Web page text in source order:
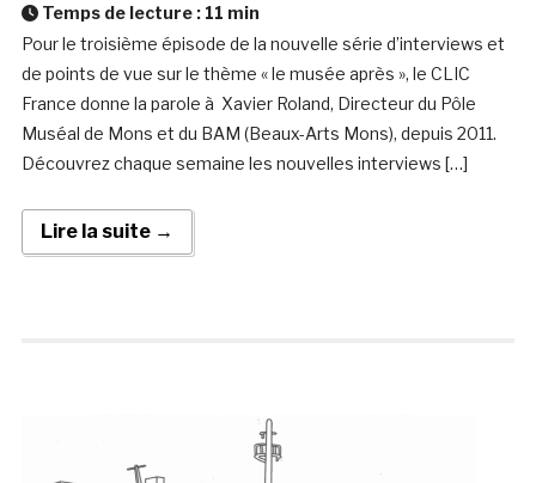
Temps de lecture : 11 min
Pour le troisième épisode de la nouvelle série d’interviews et
de points de vue sur le thème « le musée après », le CLIC
France donne la parole à Xavier Roland, Directeur du Pôle
Muséal de Mons et du BAM (Beaux-Arts Mons), depuis 2011.
Découvrez chaque semaine les nouvelles interviews […]
Lire la suite →